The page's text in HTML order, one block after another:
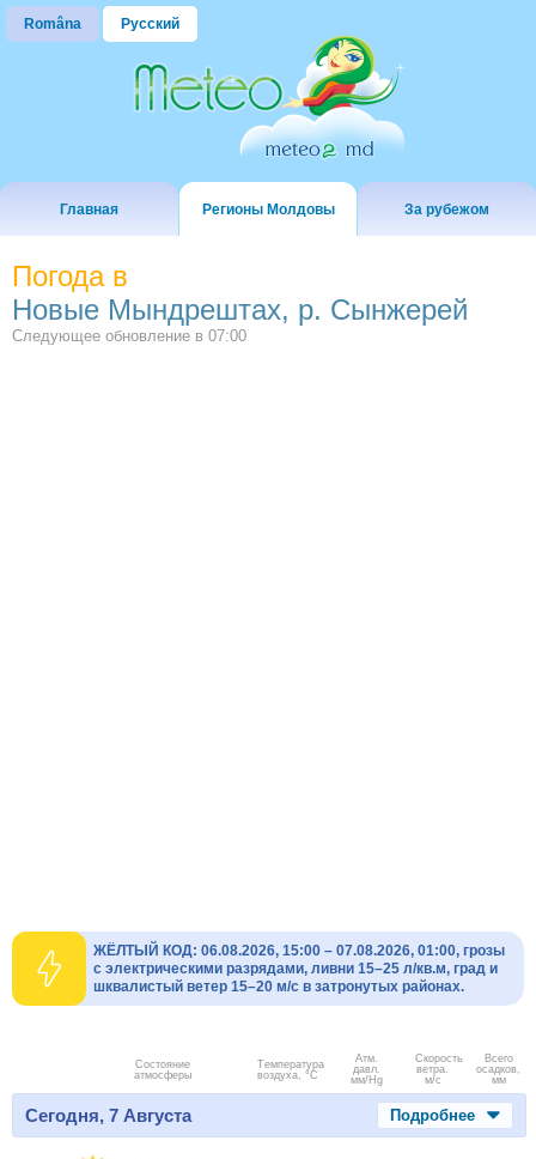
Româna Русский
Главная Регионы Молдовы За рубежом
Погода в
Новые Мындрештах, р. Сынжерей
Следующее обновление в 07:00
ЖЁЛТЫЙ КОД: 06.08.2026, 15:00 – 07.08.2026, 01:00, грозы
с электрическими разрядами, ливни 15–25 л/кв.м, град и
шквалистый ветер 15–20 м/с в затронутых районах.
Состояние
атмосферы
Температура
воздуха, °C
Атм.
давл.
мм/Hg
Скорость
ветра.
м/с
Всего
осадков,
мм
Сегодня, 7 Августа Подробнее